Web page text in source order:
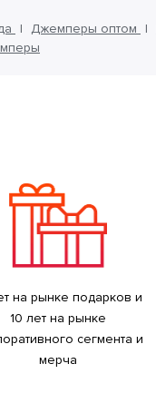
Джемперы оптом
на рынке подарков и
10 лет на рынке
сегмента и
мерча